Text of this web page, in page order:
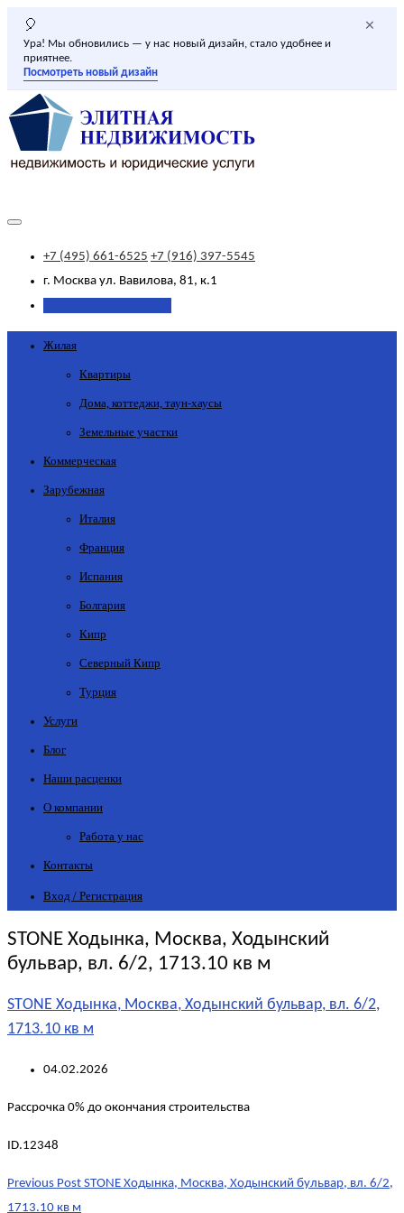
🎈
Ура! Мы обновились — у нас новый дизайн, стало удобнее и
приятнее.
Посмотреть новый дизайн
×
+7 (495) 661-6525 +7 (916) 397-5545
г. Москва ул. Вавилова, 81, к.1
Жилая
Квартиры
Дома, коттеджи, таун-хаусы
Земельные участки
Коммерческая
Зарубежная
Италия
Франция
Испания
Болгария
Кипр
Северный Кипр
Турция
Услуги
Блог
Наши расценки
О компании
Работа у нас
Контакты
Вход / Регистрация
STONE Ходынка, Москва, Ходынский
бульвар, вл. 6/2, 1713.10 кв м
STONE Ходынка, Москва, Ходынский бульвар, вл. 6/2,
1713.10 кв м
04.02.2026
Рассрочка 0% до окончания строительства
ID.12348
Post
navigation
Previous Post STONE Ходынка, Москва, Ходынский бульвар, вл. 6/2,
1713.10 кв м